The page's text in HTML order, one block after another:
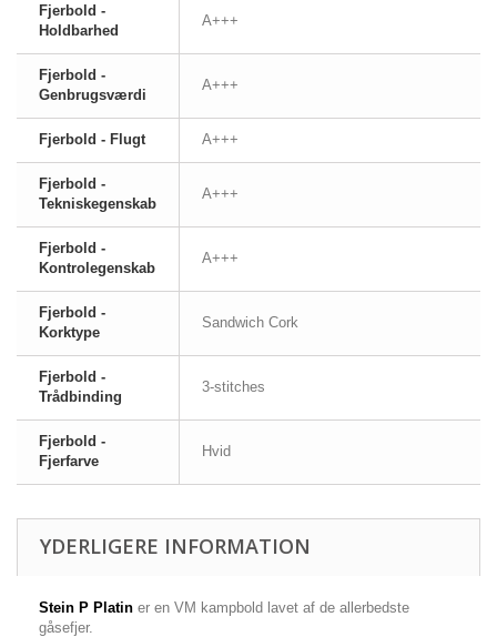
Fjerbold -
Holdbarhed
A+++
Fjerbold -
Genbrugsværdi
A+++
Fjerbold - Flugt A+++
Fjerbold -
Tekniskegenskab
A+++
Fjerbold -
Kontrolegenskab
A+++
Fjerbold -
Korktype
Sandwich Cork
Fjerbold -
Trådbinding
3-stitches
Fjerbold -
Fjerfarve
Hvid
YDERLIGERE INFORMATION
Stein P Platin er en VM kampbold lavet af de allerbedste
gåsefjer.